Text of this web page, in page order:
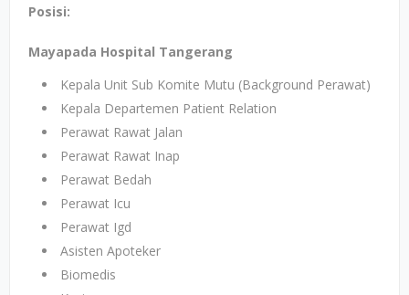
Posisi:
Mayapada Hospital Tangerang
Kepala Unit Sub Komite Mutu (Background Perawat)
Kepala Departemen Patient Relation
Perawat Rawat Jalan
Perawat Rawat Inap
Perawat Bedah
Perawat Icu
Perawat Igd
Asisten Apoteker
Biomedis